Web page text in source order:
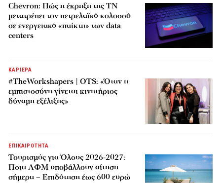
Chevron: Πώς η έκρηξη της ΤΝ
μετατρέπει τον πετρελαϊκό κολοσσό
σε ενεργειακό «παίκτη» των data
centers
ΚΑΡΙΕΡΑ
#TheWorkshapers | OTS: «Όταν η
εμπιστοσύνη γίνεται κινητήριος
δύναμη εξέλιξης»
ΕΠΙΚΑΙΡΟΤΗΤΑ
Τουρισμός για Όλους 2026-2027:
Ποια ΑΦΜ υποβάλλουν αίτηση
σήμερα – Επιδότηση έως 600 ευρώ